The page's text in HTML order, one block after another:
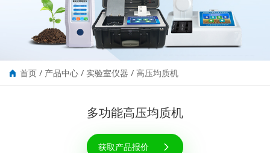
首页 / 产品中心 / 实验室仪器 / 高压均质机
多功能高压均质机
获取产品报价